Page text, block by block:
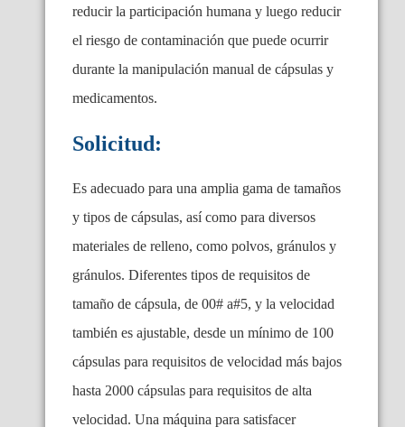
reducir la participación humana y luego reducir
el riesgo de contaminación que puede ocurrir
durante la manipulación manual de cápsulas y
medicamentos.
Solicitud:
Es adecuado para una amplia gama de tamaños
y tipos de cápsulas, así como para diversos
materiales de relleno, como polvos, gránulos y
gránulos. Diferentes tipos de requisitos de
tamaño de cápsula, de 00# a#5, y la velocidad
también es ajustable, desde un mínimo de 100
cápsulas para requisitos de velocidad más bajos
hasta 2000 cápsulas para requisitos de alta
velocidad. Una máquina para satisfacer